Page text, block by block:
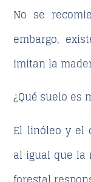
No se
embargo,
imitan la
¿Qué suelo es
El linóleo y el
al igual que la